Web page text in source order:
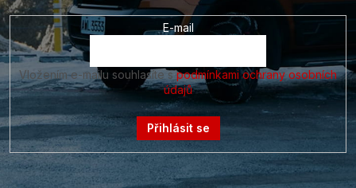
E-mail
Vložením e-mailu souhlasíte spodmínkami ochrany osobních
údajů
Přihlásit se